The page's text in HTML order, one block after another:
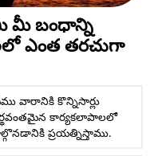
మీ బంధాన్ని
ఎంత తరచుగా
వారానికి కొన్నిసార్లు
కార్యకలాపాలలో
ప్రయత్నిస్తాము.